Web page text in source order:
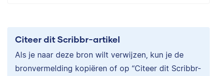
Citeer dit Scribbr-artikel
Als je naar deze bron wilt verwijzen, kun je de
bronvermelding kopiëren of op “Citeer dit Scribbr-